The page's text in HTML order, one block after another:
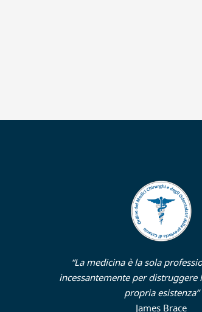
“La medicina è la sola
incessantemente per distruggere
propria esistenza”
James Brace